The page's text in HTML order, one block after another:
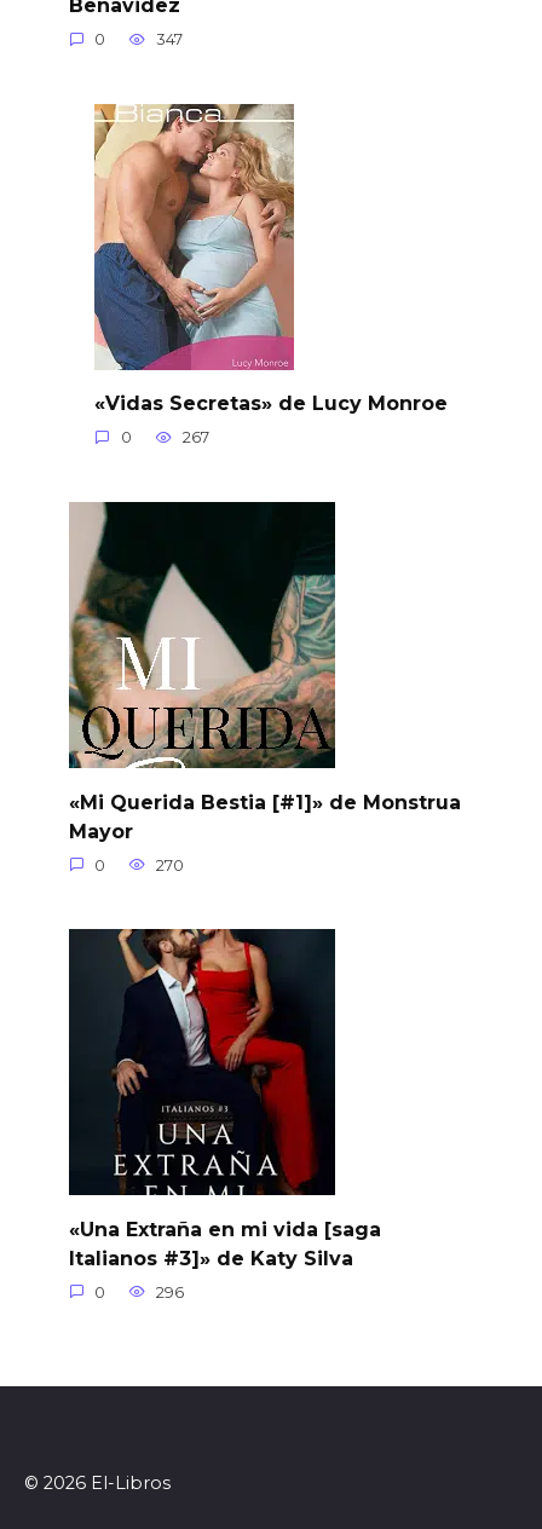
Benavidez
0 347
«Vidas Secretas» de Lucy Monroe
0 267
«Mi Querida Bestia [#1]» de Monstrua
Mayor
0 270
«Una Extraña en mi vida [saga
Italianos #3]» de Katy Silva
0 296
© 2026 El-Libros